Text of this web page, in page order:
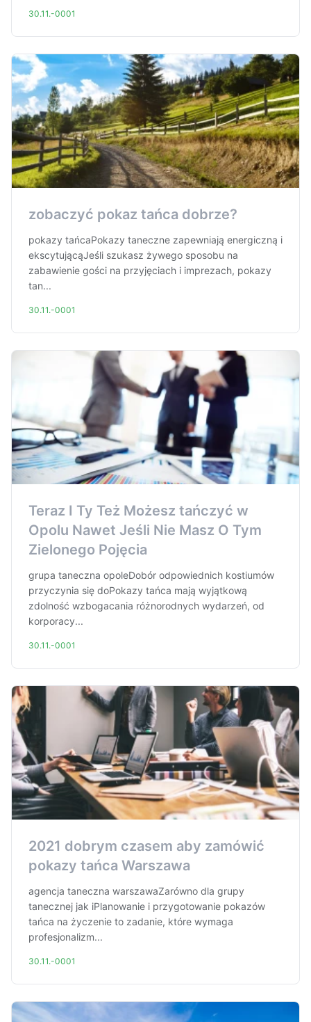
30.11.-0001
zobaczyć pokaz tańca dobrze?
pokazy tańcaPokazy taneczne zapewniają energiczną i
ekscytującąJeśli szukasz żywego sposobu na
zabawienie gości na przyjęciach i imprezach, pokazy
tan...
30.11.-0001
Teraz I Ty Też Możesz tańczyć w
Opolu Nawet Jeśli Nie Masz O Tym
Zielonego Pojęcia
grupa taneczna opoleDobór odpowiednich kostiumów
przyczynia się doPokazy tańca mają wyjątkową
zdolność wzbogacania różnorodnych wydarzeń, od
korporacy...
30.11.-0001
2021 dobrym czasem aby zamówić
pokazy tańca Warszawa
agencja taneczna warszawaZarówno dla grupy
tanecznej jak iPlanowanie i przygotowanie pokazów
tańca na życzenie to zadanie, które wymaga
profesjonalizm...
30.11.-0001